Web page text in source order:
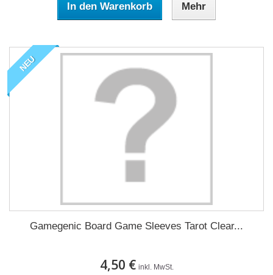
In den Warenkorb Mehr
NEU
Gamegenic Board Game Sleeves Tarot Clear...
4,50 € inkl. MwSt.